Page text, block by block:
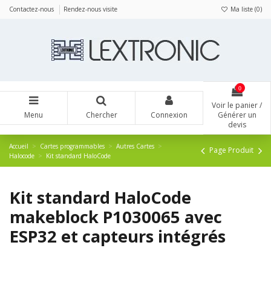
Contactez-nous Rendez-nous visite Ma liste (0)
Menu Chercher Connexion
0
Voir le panier /
Générer un
devis
Accueil Cartes programmables
Autres Cartes
Halocode
Kit standard HaloCode
Page Produit
Kit standard HaloCode
makeblock P1030065 avec
ESP32 et capteurs intégrés
Panneau de gestion des cookies